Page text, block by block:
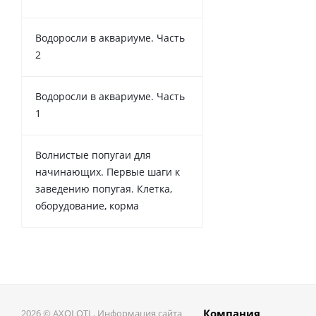
Водоросли в аквариуме. Часть
2
Водоросли в аквариуме. Часть
1
Волнистые попугаи для
начинающих. Первые шаги к
заведению попугая. Клетка,
оборудование, корма
2026 © AXOLOTL. Информация сайта Компания